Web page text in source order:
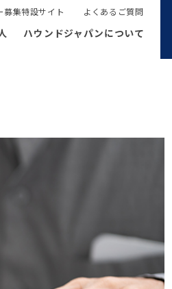
募集特設サイト よくあるご質問
ハウンドジャパンについて